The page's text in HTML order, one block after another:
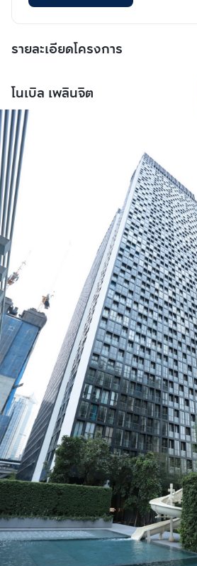
รายละเอียดโครงการ
โนเบิล เพลินจิต